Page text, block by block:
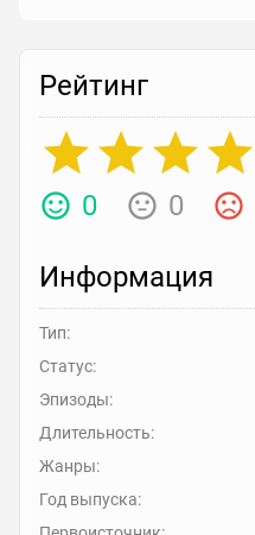
Рейтинг
0 0
Информация
Тип:
Статус:
Эпизоды:
Длительность:
Жанры:
Год выпуска: